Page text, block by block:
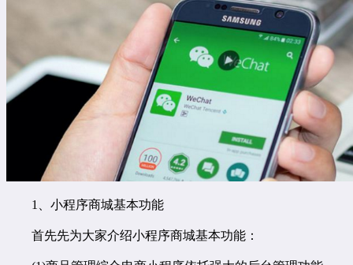
1、小程序商城基本功能
首先先为大家介绍小程序商城基本功能：